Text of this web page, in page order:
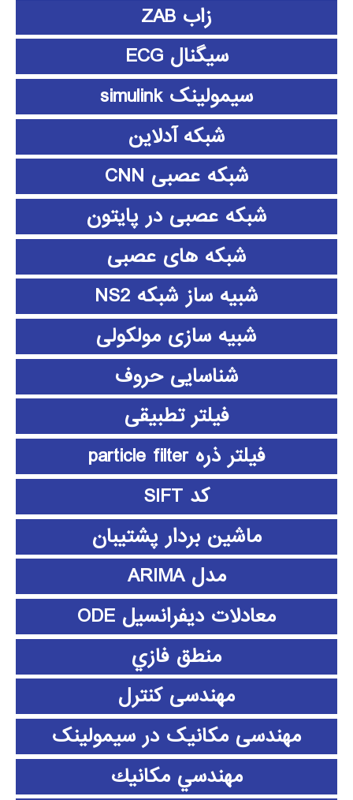
زاب ZAB
سیگنال ECG
سیمولینک simulink
شبکه آدلاین
شبکه عصبی CNN
شبکه عصبی در پایتون
شبکه های عصبی
شبیه ساز شبکه NS2
شبیه سازی مولکولی
شناسایی حروف
فیلتر تطبیقی
فیلتر ذره particle filter
کد SIFT
ماشین بردار پشتیبان
مدل ARIMA
معادلات دیفرانسیل ODE
منطق فازي
مهندسی کنترل
مهندسی مکانیک در سیمولینک
مهندسي مكانيك